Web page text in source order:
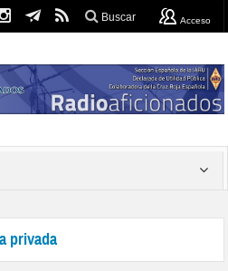
Buscar Acceso
privada